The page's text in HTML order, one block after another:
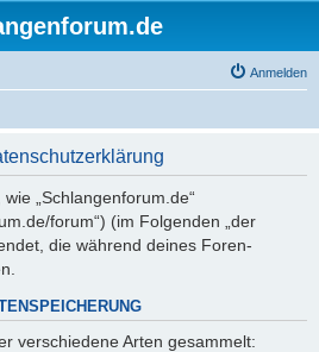
Anmelden
„Schlangenforum.de“
forum“) (im Folgenden „der
die während deines Foren-
verschiedene Arten gesammelt: